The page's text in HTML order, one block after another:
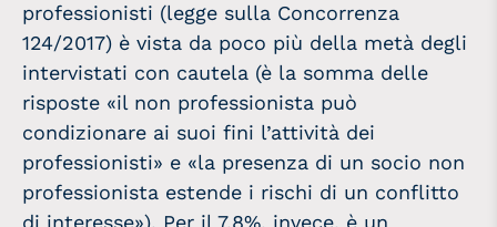
professionisti (legge sulla Concorrenza
124/2017) è vista da poco più della metà degli
intervistati con cautela (è la somma delle
risposte «il non professionista può
condizionare ai suoi fini l’attività dei
professionisti» e «la presenza di un socio non
professionista estende i rischi di un conflitto
di interesse»). Per il 7,8%, invece, è un